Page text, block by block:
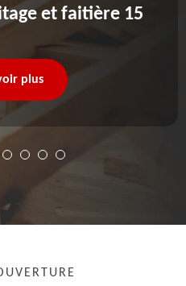
et faitière 15
plus